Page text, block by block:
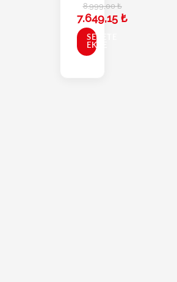
8.999,00₺
7.649,15 ₺
SEPETE
EKLE